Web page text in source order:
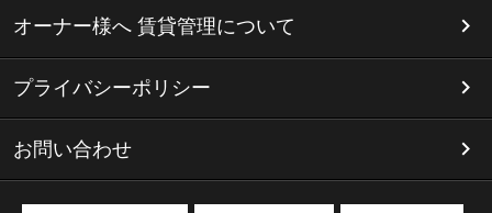
オーナー様へ 賃貸管理について
プライバシーポリシー
お問い合わせ